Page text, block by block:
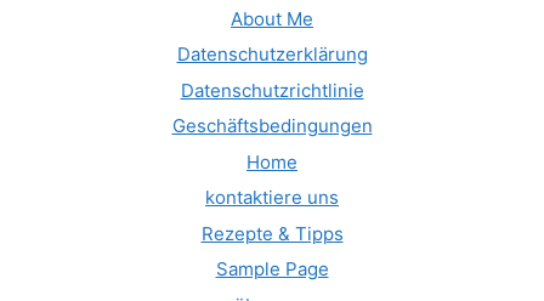
About Me
Datenschutzerklärung
Datenschutzrichtlinie
Geschäftsbedingungen
Home
kontaktiere uns
Rezepte & Tipps
Sample Page